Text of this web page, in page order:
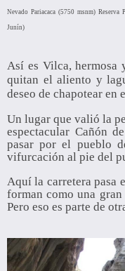
Nevado Pariacaca (5750 msnm)
Junín)
Así es Vilca, hermosa
quitan el aliento y
deseo de chapotear en
Un lugar que valió la
espectacular Cañón
pasar por el pueblo
vifurcación al pie del
Aquí la carretera pasa
forman como una
Pero eso es parte de